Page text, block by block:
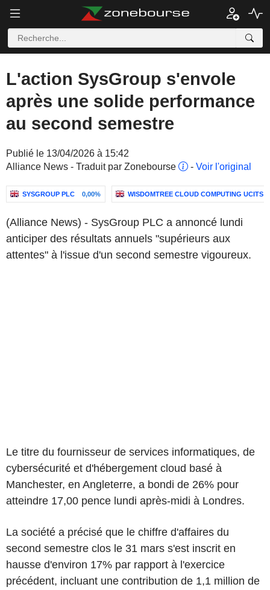
L'action SysGroup s'envole
après une solide performance
au second semestre
Publié le 13/04/2026 à 15:42
Alliance News - Traduit par Zonebourse
- Voir l'original
SYSGROUP PLC 0,00% WISDOMTREE CLOUD COMPUTING UCITS
(Alliance News) - SysGroup PLC a annoncé lundi
anticiper des résultats annuels "supérieurs aux
attentes" à l'issue d'un second semestre vigoureux.
Le titre du fournisseur de services informatiques, de
cybersécurité et d'hébergement cloud basé à
Manchester, en Angleterre, a bondi de 26% pour
atteindre 17,00 pence lundi après-midi à Londres.
La société a précisé que le chiffre d'affaires du
second semestre clos le 31 mars s'est inscrit en
hausse d'environ 17% par rapport à l'exercice
précédent, incluant une contribution de 1,1 million de